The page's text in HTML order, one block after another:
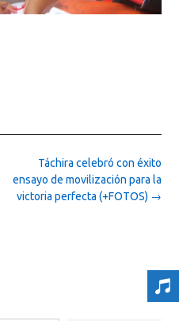
Táchira celebró con éxito
ensayo de movilización para la
victoria perfecta (+FOTOS) →